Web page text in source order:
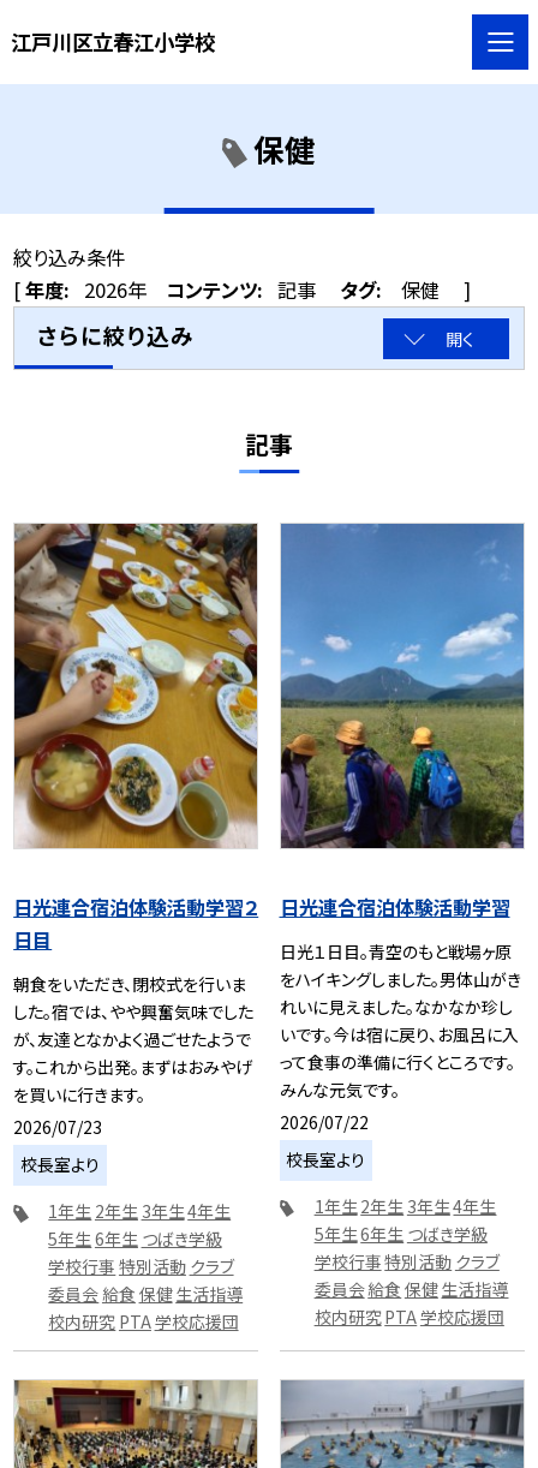
江戸川区立春江小学校
保健
絞り込み条件
[年度: 2026年 コンテンツ: 記事 タグ: 保健 ]
さらに絞り込み 開く
記事
日光連合宿泊体験活動学習２
日目
朝食をいただき、閉校式を行いま
した。宿では、やや興奮気味でした
が、友達となかよく過ごせたようで
す。これから出発。まずはおみやげ
を買いに行きます。
2026/07/23
校長室より
1年生 2年生 3年生4年生
5年生6年生 つばき学級
学校行事 特別活動 クラブ
委員会 給食 保健生活指導
校内研究 PTA学校応援団
日光連合宿泊体験活動学習
日光１日目。青空のもと戦場ヶ原
をハイキングしました。男体山がき
れいに見えました。なかなか珍し
いです。今は宿に戻り、お風呂に入
って食事の準備に行くところです。
みんな元気です。
2026/07/22
校長室より
1年生2年生 3年生4年生
5年生6年生 つばき学級
学校行事特別活動 クラブ
委員会給食 保健生活指導
校内研究PTA学校応援団